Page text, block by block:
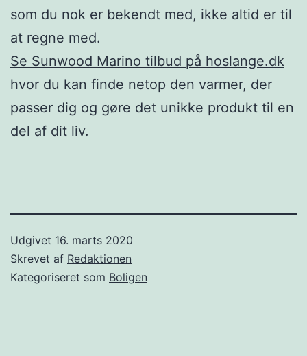
som du nok er bekendt med, ikke altid er til
at regne med.
Se Sunwood Marino tilbud på hoslange.dk
hvor du kan finde netop den varmer, der
passer dig og gøre det unikke produkt til en
del af dit liv.
Udgivet 16. marts 2020
Skrevet af Redaktionen
Kategoriseret som Boligen